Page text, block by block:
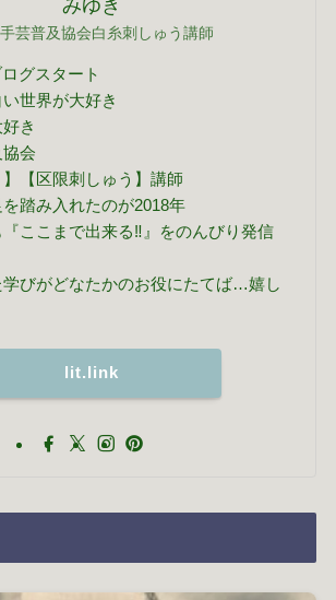
みゆき
芸普及協会白糸刺しゅう講師
グスタート
世界が大好き
き
会
】【区限刺しゅう】講師
踏み入れたのが2018年
ここまで出来る‼』をのんびり発信
学びがどなたかのお役にたてば…嬉し
lit.link